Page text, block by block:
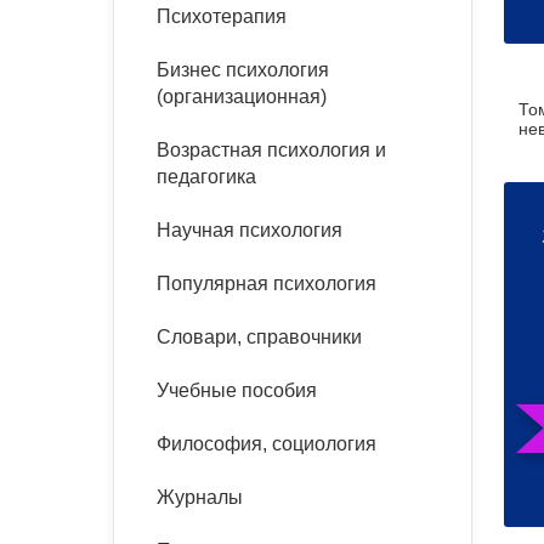
панические атаки
Психодрама
Сказкотерапия
психотерапии
Классический, эриксоновский
эргономика
Социальная психология
Психология развития
организационная психология
психоанализ
Психотерапия
Бизнес психология
(организационная)
Возрастная психология и
педагогика
Научная психология
Популярная психология
Словари, справочники
Учебные пособия
Философия, социология
Журналы